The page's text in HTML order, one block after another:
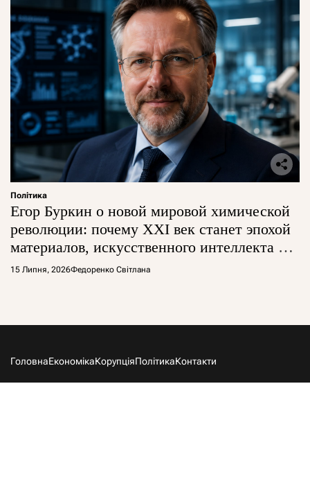
Політика
Егор Буркин о новой мировой химической
революции: почему XXI век станет эпохой
материалов, искусственного интеллекта и
глобальной борьбы за технологии
15 Липня, 2026Федоренко Світлана
ГоловнаЕкономікаКорупціяПолітикаКонтакти